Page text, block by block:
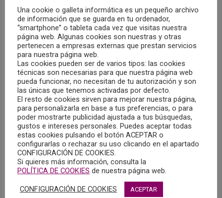
del Grupo de Trabajo en Psicología Jurídica y Forense del
COPCLM, en formato online, en la que participaron
diversos colegiados y colegiadas de todas la provincias y
que estuvo coordinada por la por la responsable del área
Isabel Hinarejos Gómez.
Durante la reunión, se dio la bienvenida a un nuevo
miembro y se informó de las actividades de interés en el
área tanto en nuestra región como en formato online.
A continuación se dio continuidad al proyecto de creación
de la guía de valoración forense en violencia de género, se
actualizaron las tareas asignadas y se siguieron
repartiendo tareas, para lo que se marcó un nuevo
organigrama a desarrollar por los diversos subgrupos de
trabajo.
Una cookie o galleta informática es un pequeño archivo
de información que se guarda en tu ordenador,
“smartphone” o tableta cada vez que visitas nuestra
página web. Algunas cookies son nuestras y otras
pertenecen a empresas externas que prestan servicios
para nuestra página web.
Las cookies pueden ser de varios tipos: las cookies
técnicas son necesarias para que nuestra página web
pueda funcionar, no necesitan de tu autorización y son
las únicas que tenemos activadas por defecto.
El resto de cookies sirven para mejorar nuestra página,
para personalizarla en base a tus preferencias, o para
poder mostrarte publicidad ajustada a tus búsquedas,
gustos e intereses personales. Puedes aceptar todas
estas cookies pulsando el botón ACEPTAR o
configurarlas o rechazar su uso clicando en el apartado
CONFIGURACIÓN DE COOKIES.
Si quieres más información, consulta la
POLÍTICA DE COOKIES de nuestra página web.
CONFIGURACIÓN DE COOKIES ACEPTAR